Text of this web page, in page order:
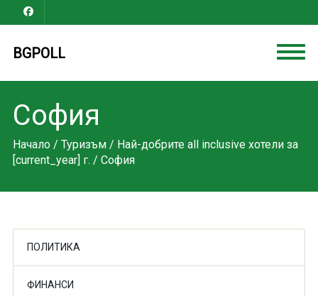
BGPOLL
София
Начало/ Туризъм/ Най-добрите all inclusive хотели за
[current_year] г. / София
ПОЛИТИКА
ФИНАНСИ